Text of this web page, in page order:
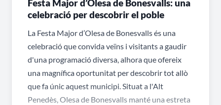
Festa Major d’Olesa de Bonesvalls: una
celebració per descobrir el poble
La Festa Major d’Olesa de Bonesvalls és una
celebració que convida veïns i visitants a gaudir
d'una programació diversa, alhora que ofereix
una magnífica oportunitat per descobrir tot allò
que fa únic aquest municipi. Situat a l'Alt
Penedès, Olesa de Bonesvalls manté una estreta